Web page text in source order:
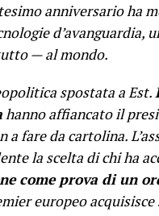
anniversario ha
d’avanguardia,
— al mondo.
spostata a Est.
hanno affiancato il
fare da cartolina.
la scelta di chi ha
come prova di un
europeo